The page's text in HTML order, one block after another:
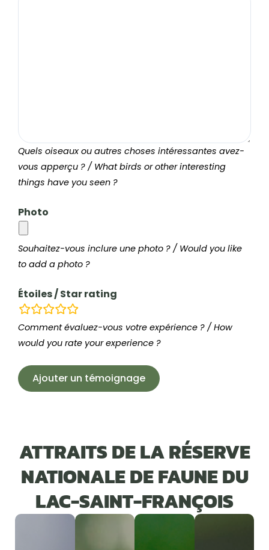
Quels oiseaux ou autres choses intéressantes avez-
vous apperçu ? / What birds or other interesting
things have you seen ?
Photo
Souhaitez-vous inclure une photo ? / Would you like
to add a photo ?
Étoiles / Star rating
champs
d’évaluation
Comment évaluez-vous votre expérience ? / How
would you rate your experience ?
ATTRAITS DE LA RÉSERVE
NATIONALE DE FAUNE DU
LAC-SAINT-FRANÇOIS